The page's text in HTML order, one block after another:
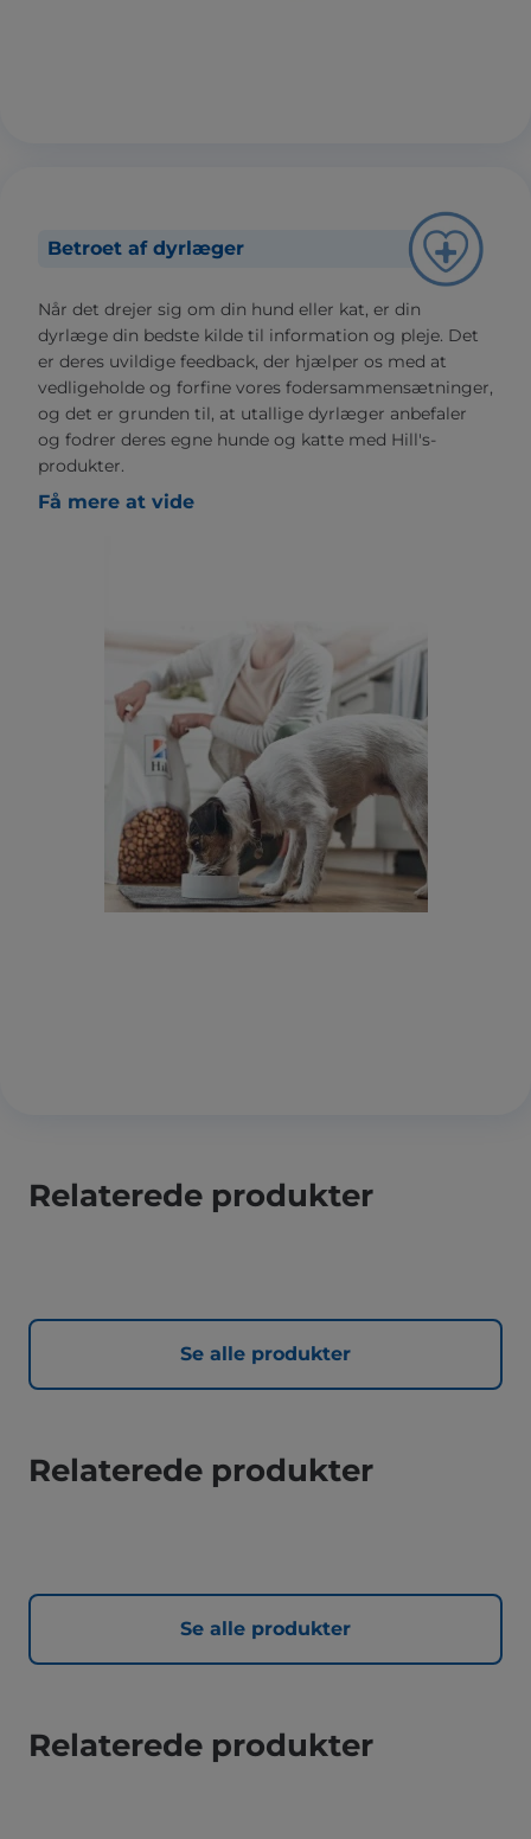
Betroet af dyrlæger
Når det drejer sig om din hund eller kat, er din
dyrlæge din bedste kilde til information og pleje. Det
er deres uvildige feedback, der hjælper os med at
vedligeholde og forfine vores fodersammensætninger,
og det er grunden til, at utallige dyrlæger anbefaler
og fodrer deres egne hunde og katte med Hill's-
produkter.
Få mere at vide
Relaterede produkter
Se alle produkter
Relaterede produkter
Se alle produkter
Relaterede produkter